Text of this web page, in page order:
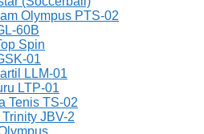
Olympus PTS-02
60B
Spin
01
LLM-01
LTP-01
Tenis TS-02
JBV-2